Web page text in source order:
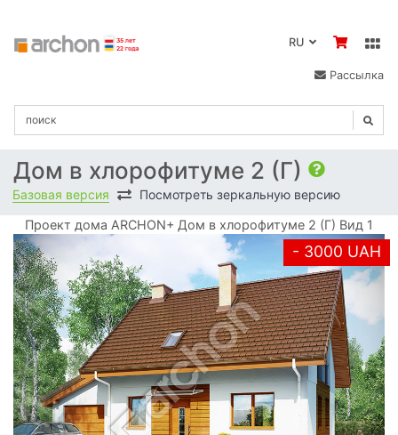
Рассылка
Дом в хлорофитуме 2 (Г)
Базовая версия Посмотреть зеркальную версию
Проект дома ARCHON+ Дом в хлорофитуме 2 (Г) Вид 1
- 3000 UAH